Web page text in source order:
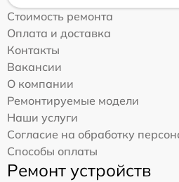
Стоимость ремонта
Оплата и доставка
Контакты
Вакансии
О компании
Ремонтируемые модели
Наши услуги
Согласие на обработку
Способы оплаты
Ремонт устройств